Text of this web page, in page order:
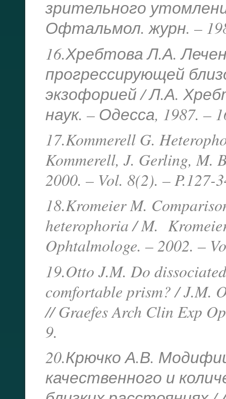
зрительного
Офтальмол. журн. –
16.Хребтова Л.А.
прогрессирующей
экзофорией / Л.А.
наук. – Одесса, 1987. –
17.Kommerell G.
Kommerell, J. Gerling, M.
2000. – Vol. 8(2). – P.127-
18.Kromeier M.
heterophoria / M.
Ophtalmologe. – 2002. –
19.Otto J.M. Do
comfortable prism? / J.M.
// Graefes Arch Clin Exp
9.
20.Крючко А.В.
качественного и